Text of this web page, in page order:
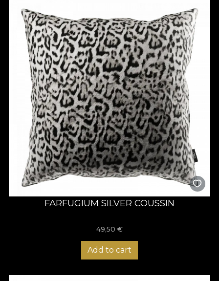
FARFUGIUM SILVER COUSSIN
49,50 €
Add to cart